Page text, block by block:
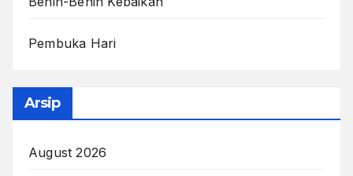
Pembuka Hari
Arsip
August 2026